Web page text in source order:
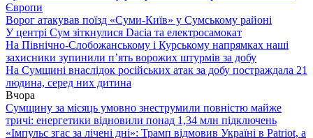
Європи
Ворог атакував поїзд «Суми-Київ» у Сумському районі
У центрі Сум зіткнулися Dacia та електросамокат
На Північно-Слобожанському і Курському напрямках наші
захисники зупинили п’ять ворожих штурмів за добу
На Сумщині внаслідок російських атак за добу постраждала 21
людина, серед них дитина
Вчора
Сумщину за місяць умовно знеструмили повністю майже
тричі: енергетики відновили понад 1,34 млн підключень
«Імпульс згас за лічені дні»: Трамп відмовив Україні в Patriot, а